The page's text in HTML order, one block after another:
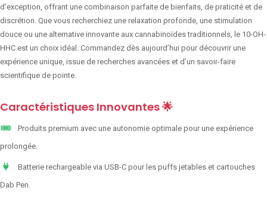
d’exception, offrant une combinaison parfaite de bienfaits, de praticité et de
discrétion. Que vous recherchiez une relaxation profonde, une stimulation
douce ou une alternative innovante aux cannabinoïdes traditionnels, le 10-OH-
HHC est un choix idéal. Commandez dès aujourd’hui pour découvrir une
expérience unique, issue de recherches avancées et d’un savoir-faire
scientifique de pointe.
Caractéristiques Innovantes 🌟
Produits premium avec une autonomie optimale pour une expérience
prolongée.
Batterie rechargeable via USB-C pour les puffs jetables et cartouches
Dab Pen.